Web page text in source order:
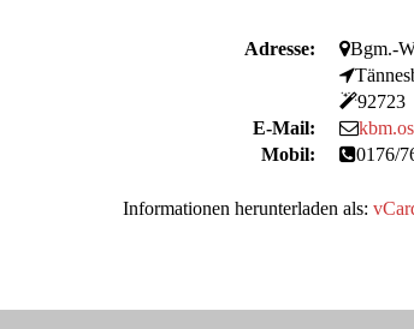
Adresse:
Bgm.-
92723
E-Mail:
Mobil:
0176/
Informationen herunterladen als: